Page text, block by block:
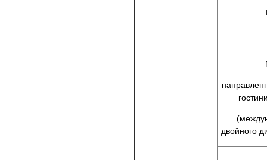
двойного